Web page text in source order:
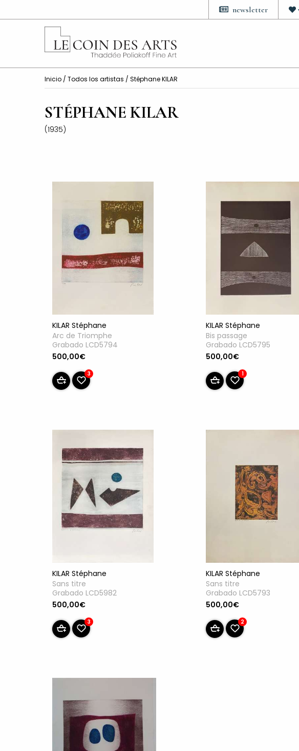
newsletter
Inicio / Todos los artistas / Stéphane KILAR
STÉPHANE KILAR
(1935)
KILAR Stéphane
Arc de Triomphe
Grabado LCD5794
500,00€
3
KILAR Stéphane
Bis passage
Grabado LCD5795
500,00€
1
KILAR Stéphane
Sans titre
Grabado LCD5982
500,00€
3
KILAR Stéphane
Sans titre
Grabado LCD5793
500,00€
2